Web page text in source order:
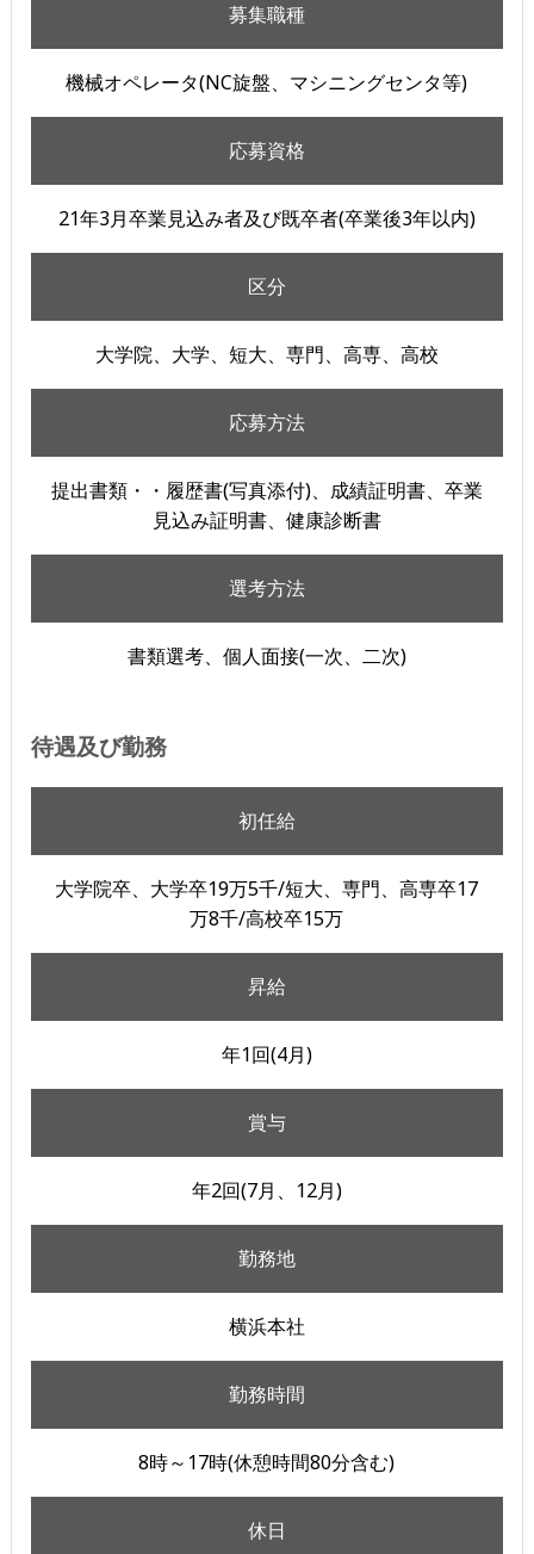
募集職種
機械オペレータ(NC旋盤、マシニングセンタ等)
応募資格
21年3月卒業見込み者及び既卒者(卒業後3年以内)
区分
大学院、大学、短大、専門、高専、高校
応募方法
提出書類・・履歴書(写真添付)、成績証明書、卒業
見込み証明書、健康診断書
選考方法
書類選考、個人面接(一次、二次)
待遇及び勤務
初任給
大学院卒、大学卒19万5千/短大、専門、高専卒17
万8千/高校卒15万
昇給
年1回(4月)
賞与
年2回(7月、12月)
勤務地
横浜本社
勤務時間
8時～17時(休憩時間80分含む)
休日